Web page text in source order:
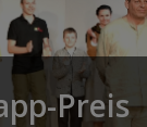
Preis